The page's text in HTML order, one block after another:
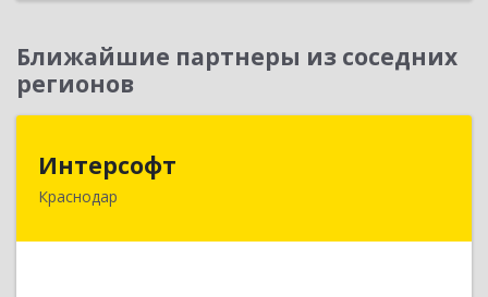
Ближайшие партнеры из соседних
регионов
Интерсофт
Краснодар350020, Краснодарский край, Краснодар г,